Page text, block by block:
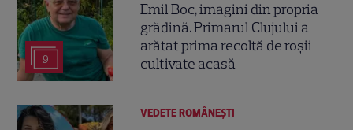
9
Emil Boc, imagini din propria
grădină. Primarul Clujului a
arătat prima recoltă de roșii
cultivate acasă
VEDETE ROMÂNEŞTI